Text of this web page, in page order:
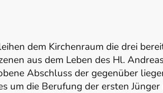
dem Kirchenraum die drei
aus dem Leben des Hl.
Abschluss der gegenüber
um die Berufung der ersten